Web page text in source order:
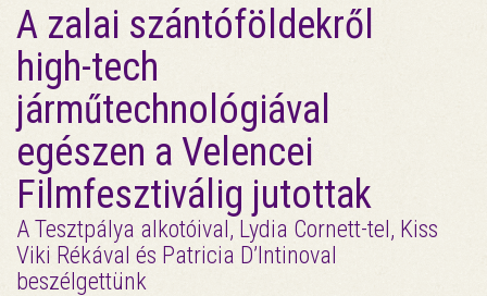
A zalai szántóföldekről
high-tech
járműtechnológiával
egészen a Velencei
Filmfesztiválig jutottak
A Tesztpálya alkotóival, Lydia Cornett-tel, Kiss
Viki Rékával és Patricia D’Intinoval
beszélgettünk